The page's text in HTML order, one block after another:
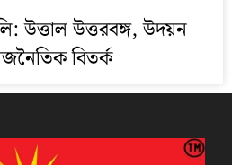
উত্তাল উত্তরবঙ্গ, উদয়ন
বিতর্ক